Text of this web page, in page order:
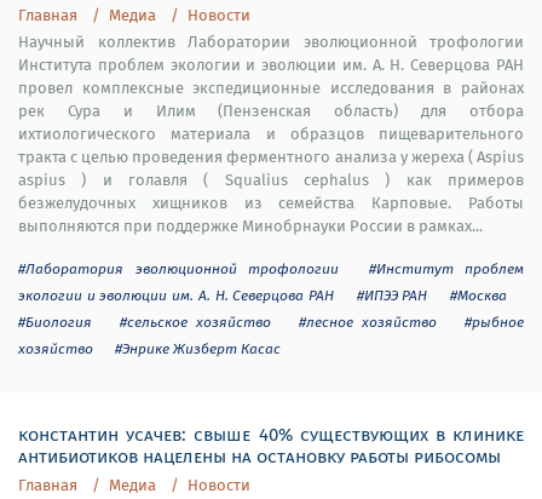
Главная Медиа
Новости
Научный коллектив Лаборатории эволюционной трофологии
Института проблем экологии и эволюции им. А. Н. Северцова РАН
провел комплексные экспедиционные исследования в районах
рек Сура и Илим (Пензенская область) для отбора
ихтиологического материала и образцов пищеварительного
тракта с целью проведения ферментного анализа у жереха ( Aspius
aspius ) и голавля ( Squalius cephalus ) как примеров
безжелудочных хищников из семейства Карповые. Работы
выполняются при поддержке Минобрнауки России в рамках...
#Лаборатория эволюционной трофологии
#Институт проблем
экологии и эволюции им. А. Н. Северцова РАН
#ИПЭЭ РАН
#Москва
#Биология
#сельское хозяйство #лесное хозяйство
#рыбное
хозяйство
#Энрике Жизберт Касас
константин усачев: свыше 40% существующих в клинике
антибиотиков нацелены на остановку работы рибосомы
Главная Медиа
Новости